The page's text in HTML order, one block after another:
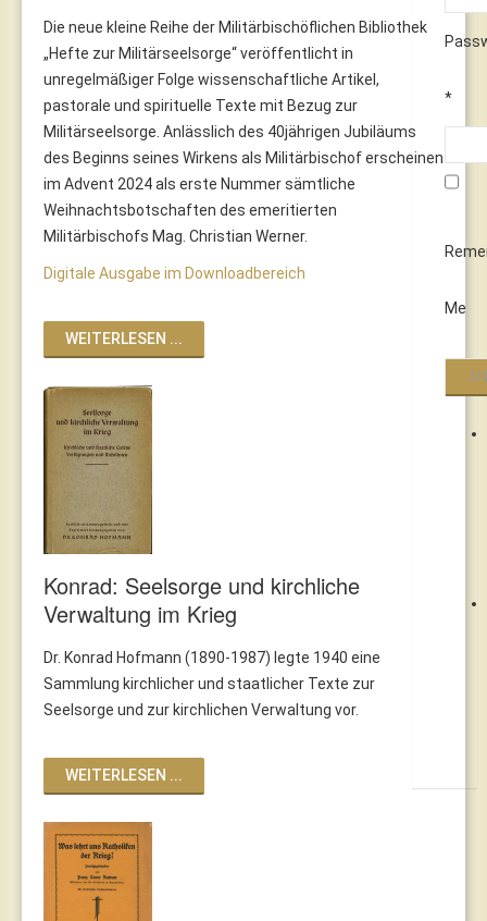
*
Me
Die neue kleine Reihe der Militärbischöflichen Bibliothek
„Hefte zur Militärseelsorge“ veröffentlicht in
unregelmäßiger Folge wissenschaftliche Artikel,
pastorale und spirituelle Texte mit Bezug zur
Militärseelsorge. Anlässlich des 40jährigen Jubiläums
des Beginns seines Wirkens als Militärbischof erscheinen
im Advent 2024 als erste Nummer sämtliche
Weihnachtsbotschaften des emeritierten
Militärbischofs Mag. Christian Werner.
Digitale Ausgabe im Downloadbereich
WEITERLESEN ...
Konrad: Seelsorge und kirchliche
Verwaltung im Krieg
Dr. Konrad Hofmann (1890-1987) legte 1940 eine
Sammlung kirchlicher und staatlicher Texte zur
Seelsorge und zur kirchlichen Verwaltung vor.
WEITERLESEN ...